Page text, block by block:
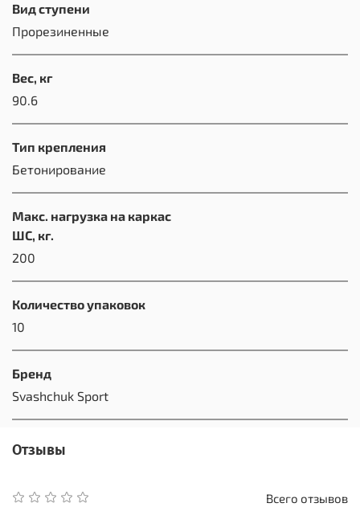
Вид ступени
Прорезиненные
Вес, кг
90.6
Тип крепления
Бетонирование
Макс. нагрузка на каркас
ШС, кг.
200
Количество упаковок
10
Бренд
Svashchuk Sport
Отзывы
Всего отзывов